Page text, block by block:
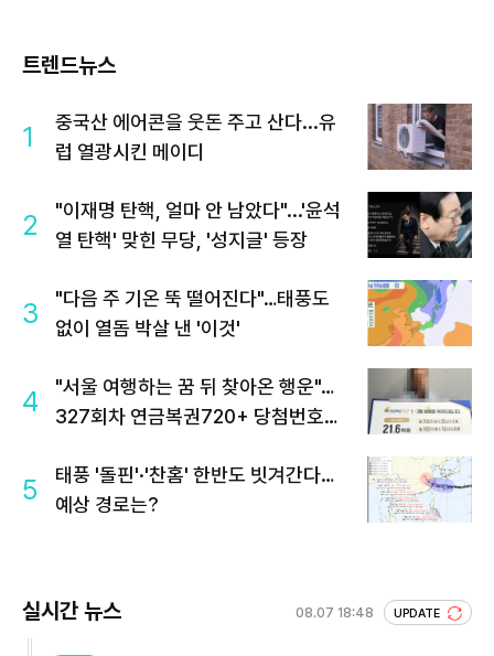
트렌드뉴스
1
중국산 에어콘을 웃돈 주고 산다...유
럽 열광시킨 메이디
2
"이재명 탄핵, 얼마 안 남았다"...'윤석
열 탄핵' 맞힌 무당, '성지글' 등장
3
"다음 주 기온 뚝 떨어진다"…태풍도
없이 열돔 박살 낸 '이것'
4
"서울 여행하는 꿈 뒤 찾아온 행운"…
327회차 연금복권720+ 당첨번호조
5
태풍 '돌핀'·'찬홈' 한반도 빗겨간다…
예상 경로는?
실시간 뉴스 08.07 18:48 UPDATE